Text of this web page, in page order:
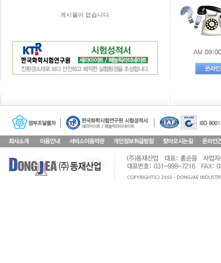
게시물이 없습니다.